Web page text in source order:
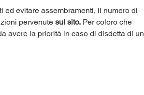
ed evitare assembramenti, il numero di
pervenute sul sito. Per coloro che
avere la priorità in caso di disdetta di un